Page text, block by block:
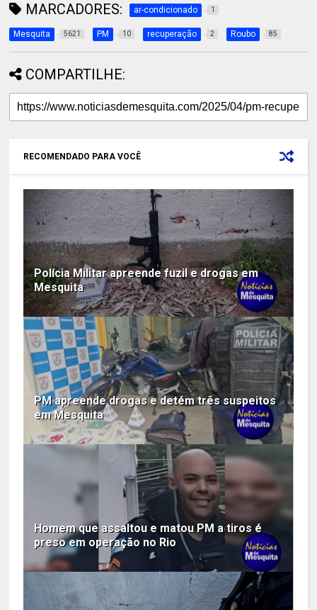
MARCADORES: ar-condicionado 1
Mesquita 5621 PM 10 recuperação 2 Roubo 85
COMPARTILHE:
RECOMENDADO PARA VOCÊ
Polícia Militar apreende fuzil e drogas em
Mesquita
PM apreende drogas e detém três suspeitos
em Mesquita
Homem que assaltou e matou PM a tiros é
preso em operação no Rio